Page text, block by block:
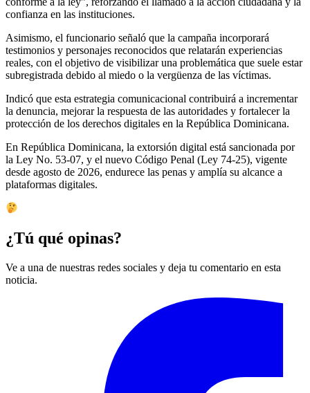
confianza en las instituciones.
Asimismo, el funcionario señaló que la campaña incorporará
testimonios y personajes reconocidos que relatarán experiencias
reales, con el objetivo de visibilizar una problemática que suele estar
subregistrada debido al miedo o la vergüenza de las víctimas.
Indicó que esta estrategia comunicacional contribuirá a incrementar
la denuncia, mejorar la respuesta de las autoridades y fortalecer la
protección de los derechos digitales en la República Dominicana.
En República Dominicana, la extorsión digital está sancionada por
la Ley No. 53-07, y el nuevo Código Penal (Ley 74-25), vigente
desde agosto de 2026, endurece las penas y amplía su alcance a
plataformas digitales.
¿Tú qué opinas?
Ve a una de nuestras redes sociales y deja tu comentario en esta
noticia.